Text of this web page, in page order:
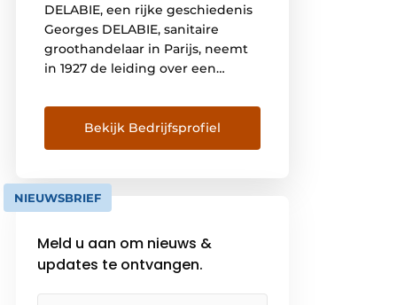
DELABIE, een rijke geschiedenis
Georges DELABIE, sanitaire
groothandelaar in Parijs, neemt
in 1927 de leiding over een
Somme. Hier ontwikkelt hij
hoofdzakelijk kranen en
vloerhevels voor badkamers en
generaties streven steeds naar
een groei van het familiebedrijf,
merk en de […]
Bekijk Bedrijfsprofiel
NIEUWSBRIEF
Meld u aan om nieuws &
updates te ontvangen.